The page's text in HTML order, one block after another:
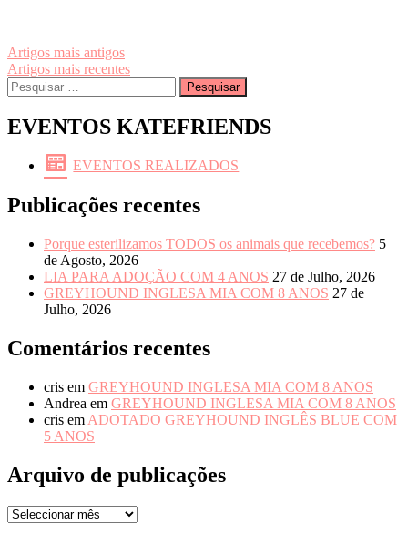
Navegação
de
Artigos mais antigos
Artigos mais recentes
Pesquisar
por:
EVENTOS KATEFRIENDS
EVENTOS REALIZADOS
Publicações recentes
Porque esterilizamos TODOS os animais que recebemos? 5
de Agosto, 2026
LIA PARA ADOÇÃO COM 4 ANOS 27 de Julho, 2026
GREYHOUND INGLESA MIA COM 8 ANOS 27 de
Julho, 2026
Comentários recentes
cris em GREYHOUND INGLESA MIA COM 8 ANOS
Andrea em GREYHOUND INGLESA MIA COM 8 ANOS
cris em ADOTADO GREYHOUND INGLÊS BLUE COM
5 ANOS
Arquivo de publicações
Arquivo